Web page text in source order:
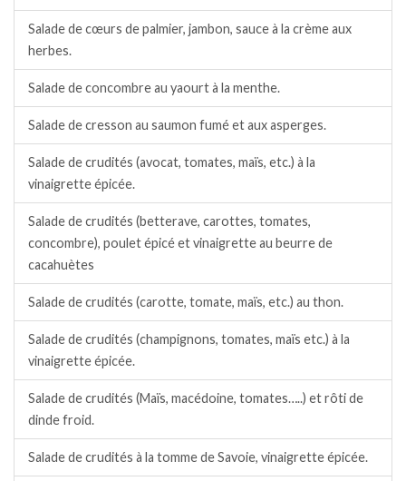
Salade de cœurs de palmier, jambon, sauce à la crème aux
herbes.
Salade de concombre au yaourt à la menthe.
Salade de cresson au saumon fumé et aux asperges.
Salade de crudités (avocat, tomates, maïs, etc.) à la
vinaigrette épicée.
Salade de crudités (betterave, carottes, tomates,
concombre), poulet épicé et vinaigrette au beurre de
cacahuètes
Salade de crudités (carotte, tomate, maïs, etc.) au thon.
Salade de crudités (champignons, tomates, maïs etc.) à la
vinaigrette épicée.
Salade de crudités (Maïs, macédoine, tomates…..) et rôti de
dinde froid.
Salade de crudités à la tomme de Savoie, vinaigrette épicée.